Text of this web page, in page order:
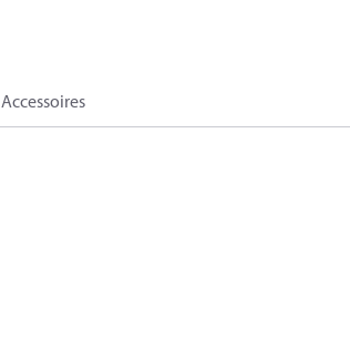
Accessoires